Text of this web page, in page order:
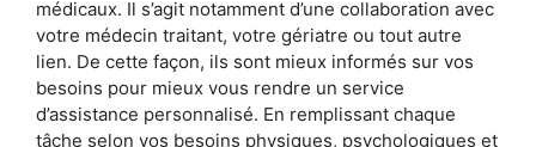
médicaux. Il s’agit notamment d’une collaboration avec
votre médecin traitant, votre gériatre ou tout autre
lien. De cette façon, ils sont mieux informés sur vos
besoins pour mieux vous rendre un service
d’assistance personnalisé. En remplissant chaque
tâche selon vos besoins physiques, psychologiques et